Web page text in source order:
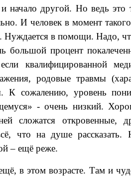
начало другой. Но ведь это
И человек в момент
Нуждается в помощи. Надо,
большой процент
квалифицированной
родовые травмы
К сожалению, уровень
- очень низкий.
сложатся откровенные,
что на душе рассказать.
– ещё реже.
в этом возрасте. Там и